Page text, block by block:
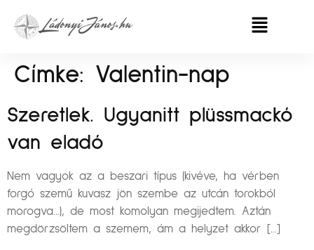
Címke: Valentin-nap
Szeretlek. Ugyanitt plüssmackó
van eladó
Nem vagyok az a beszari típus (kivéve, ha vérben
forgó szemű kuvasz jön szembe az utcán torokból
morogva…), de most komolyan megijedtem. Aztán
megdörzsöltem a szemem, ám a helyzet akkor […]